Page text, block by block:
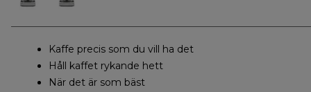
Kaffe precis som du vill ha det
Håll kaffet rykande hett
När det är som bäst